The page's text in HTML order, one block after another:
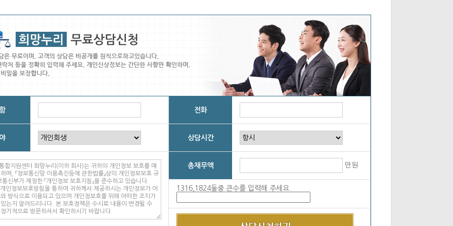
전화
상담시간
총채무액 만원
1316,1824둘중 큰수를 입력해 주세요.